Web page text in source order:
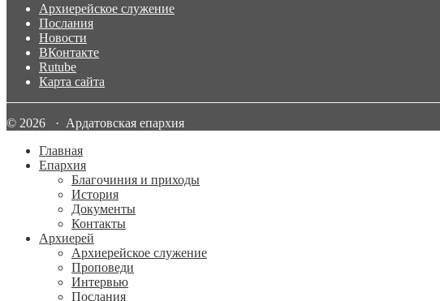
Архиерейское служение
Послания
Новости
ВКонтакте
Rutube
Карта сайта
© 2026 · Ардатовская епархия
Главная
Епархия
Благочиния и приходы
История
Документы
Контакты
Архиерей
Архиерейское служение
Проповеди
Интервью
Послания